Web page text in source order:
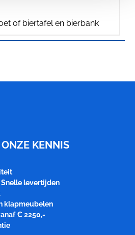
of biertafel en bierbank
KENNIS
Snelle levertijden
klapmeubelen
€ 2250,-